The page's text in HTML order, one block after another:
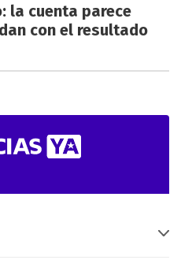
la cuenta parece
con el resultado